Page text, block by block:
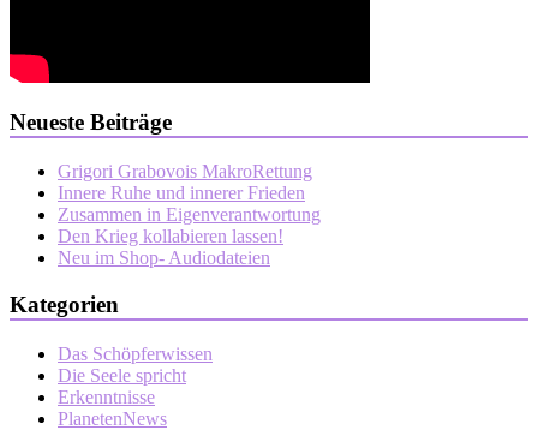
Neueste Beiträge
Grigori Grabovois MakroRettung
Innere Ruhe und innerer Frieden
Zusammen in Eigenverantwortung
Den Krieg kollabieren lassen!
Neu im Shop- Audiodateien
Kategorien
Das Schöpferwissen
Die Seele spricht
Erkenntnisse
PlanetenNews